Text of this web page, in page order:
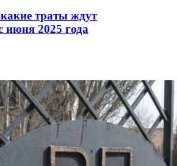
траты ждут
июня 2025 года